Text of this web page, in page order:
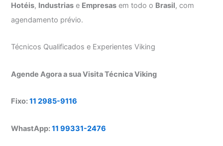
Hotéis, Industrias e Empresas em todo o Brasil, com
agendamento prévio.
Técnicos Qualificados e Experientes Viking
Agende Agora a sua Visita Técnica Viking
Fixo:11 2985-9116
WhastApp:11 99331-2476